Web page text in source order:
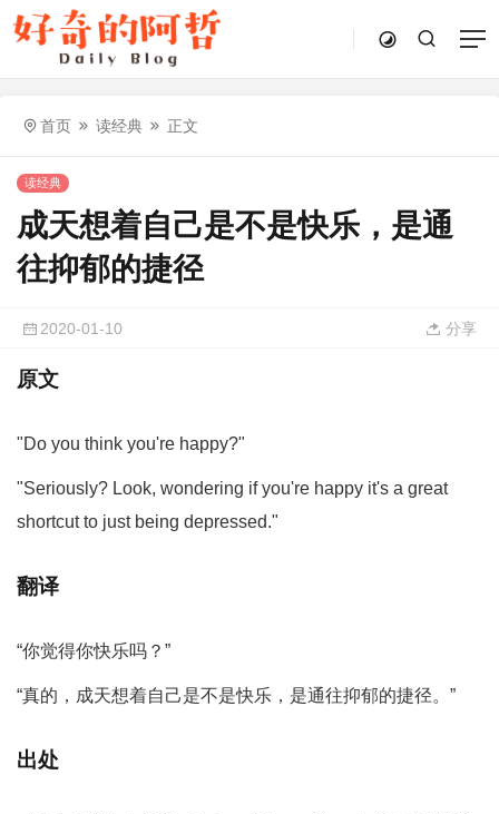
首页 读经典 正文
读经典
成天想着自己是不是快乐，是通
往抑郁的捷径
2020-01-10 分享
原文
"Do you think you're happy?"
"Seriously? Look, wondering if you're happy it's a great
shortcut to just being depressed."
翻译
“你觉得你快乐吗？”
“真的，成天想着自己是不是快乐，是通往抑郁的捷径。”
出处